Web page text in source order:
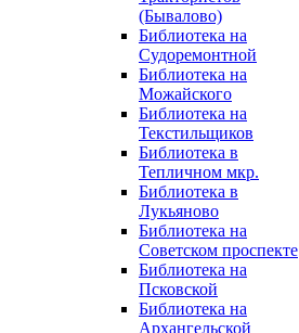
(Бывалово)
Библиотека на
Судоремонтной
Библиотека на
Можайского
Библиотека на
Текстильщиков
Библиотека в
Тепличном мкр.
Библиотека в
Лукьяново
Библиотека на
Советском проспекте
Библиотека на
Псковской
Библиотека на
Архангельской